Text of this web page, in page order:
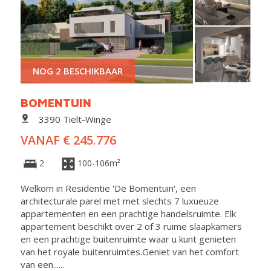
NOG 2 BESCHIKBAAR
BOMENTUIN
3390 Tielt-Winge
VANAF € 245.776
2 100-106m²
Welkom in Residentie 'De Bomentuin', een
architecturale parel met met slechts 7 luxueuze
appartementen en een prachtige handelsruimte. Elk
appartement beschikt over 2 of 3 ruime slaapkamers
en een prachtige buitenruimte waar u kunt genieten
van het royale buitenruimtes.Geniet van het comfort
van een......